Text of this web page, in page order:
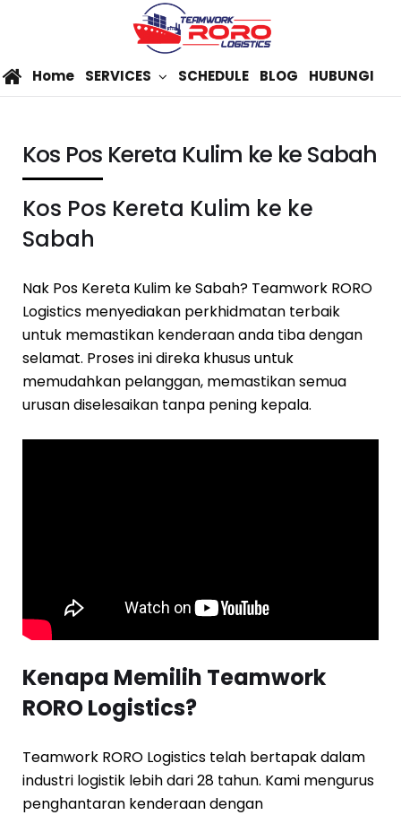
Home SERVICES SCHEDULE BLOG HUBUNGI
Kos Pos Kereta Kulim ke ke Sabah
Kos Pos Kereta Kulim ke ke
Sabah
Nak Pos Kereta Kulim ke Sabah? Teamwork RORO
Logistics menyediakan perkhidmatan terbaik
untuk memastikan kenderaan anda tiba dengan
selamat. Proses ini direka khusus untuk
memudahkan pelanggan, memastikan semua
urusan diselesaikan tanpa pening kepala.
Kenapa Memilih Teamwork
RORO Logistics?
Teamwork RORO Logistics telah bertapak dalam
industri logistik lebih dari 28 tahun. Kami mengurus
penghantaran kenderaan dengan